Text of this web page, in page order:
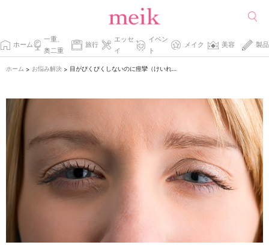
ホーム
一重、
奥二重
旅行
エッセ
イ
イベン
ト
メイク 美容 製品
ホーム > お悩み解決 > 目がぴくぴくしないのに痙攣（けいれん）！？まぶたが開きにくくなる